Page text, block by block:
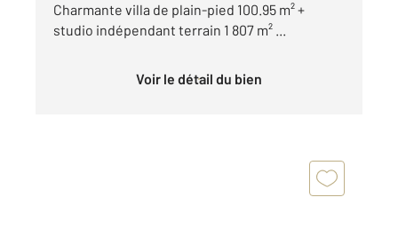
Charmante villa de plain-pied 100.95 m² +
studio indépendant terrain 1 807 m² ...
Voir le détail du bien